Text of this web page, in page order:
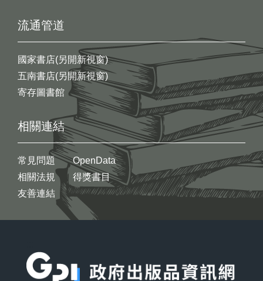
流通管道
國家書店(另開新視窗)
五南書店(另開新視窗)
寄存圖書館
相關連結
常見問題
相關法規
友善連結
OpenData
得獎書目